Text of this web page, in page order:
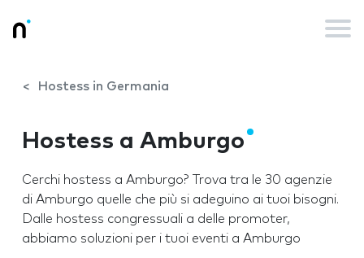
Hostess in Germania
Hostess a Amburgo
Cerchi hostess a Amburgo? Trova tra le 30 agenzie
di Amburgo quelle che più si adeguino ai tuoi bisogni.
Dalle hostess congressuali a delle promoter,
abbiamo soluzioni per i tuoi eventi a Amburgo